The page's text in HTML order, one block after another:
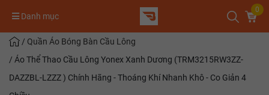
Danh mục
0
/ Quần Áo Bóng Bàn Cầu Lông
/ Áo Thể Thao Cầu Lông Yonex Xanh Dương (TRM3215RW3ZZ-
DAZZBL-LZZZ ) Chính Hãng - Thoáng Khí Nhanh Khô - Co Giản 4